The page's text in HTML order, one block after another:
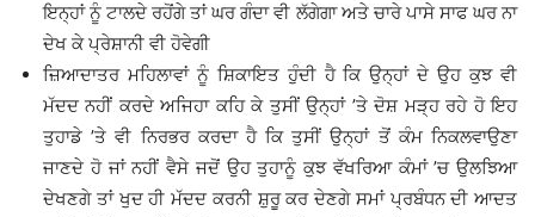
ਇਨ੍ਹਾਂ ਨੂੰ ਟਾਲਦੇ ਰਹੋਂਗੇ ਤਾਂ ਘਰ ਗੰਦਾ ਵੀ ਲੱਗੇਗਾ ਅਤੇ ਚਾਰੇ ਪਾਸੇ ਸਾਫ ਘਰ ਨਾ
ਦੇਖ ਕੇ ਪ੍ਰੇਸ਼ਾਨੀ ਵੀ ਹੋਵੇਗੀ
ਜ਼ਿਆਦਾਤਰ ਮਹਿਲਾਵਾਂ ਨੂੰ ਸ਼ਿਕਾਇਤ ਹੁੰਦੀ ਹੈ ਕਿ ਉਨ੍ਹਾਂ ਦੇ ਉਹ ਕੁਝ ਵੀ
ਮੱਦਦ ਨਹੀਂ ਕਰਦੇ ਅਜਿਹਾ ਕਹਿ ਕੇ ਤੁਸੀਂ ਉਨ੍ਹਾਂ ’ਤੇ ਦੋਸ਼ ਮੜ੍ਹ ਰਹੇ ਹੋ ਇਹ
ਤੁਹਾਡੇ ’ਤੇ ਵੀ ਨਿਰਭਰ ਕਰਦਾ ਹੈ ਕਿ ਤੁਸੀਂ ਉਨ੍ਹਾਂ ਤੋਂ ਕੰਮ ਨਿਕਲਵਾਉਣਾ
ਜਾਣਦੇ ਹੋ ਜਾਂ ਨਹੀਂ ਵੈਸੇ ਜਦੋਂ ਉਹ ਤੁਹਾਨੂੰ ਕੁਝ ਵੱਖਰਿਆ ਕੰਮਾਂ ’ਚ ਉਲਝਿਆ
ਦੇਖਣਗੇ ਤਾਂ ਖੁਦ ਹੀ ਮੱਦਦ ਕਰਨੀ ਸ਼ੁਰੂ ਕਰ ਦੇਣਗੇ ਸਮਾਂ ਪ੍ਰਬੰਧਨ ਦੀ ਆਦਤ